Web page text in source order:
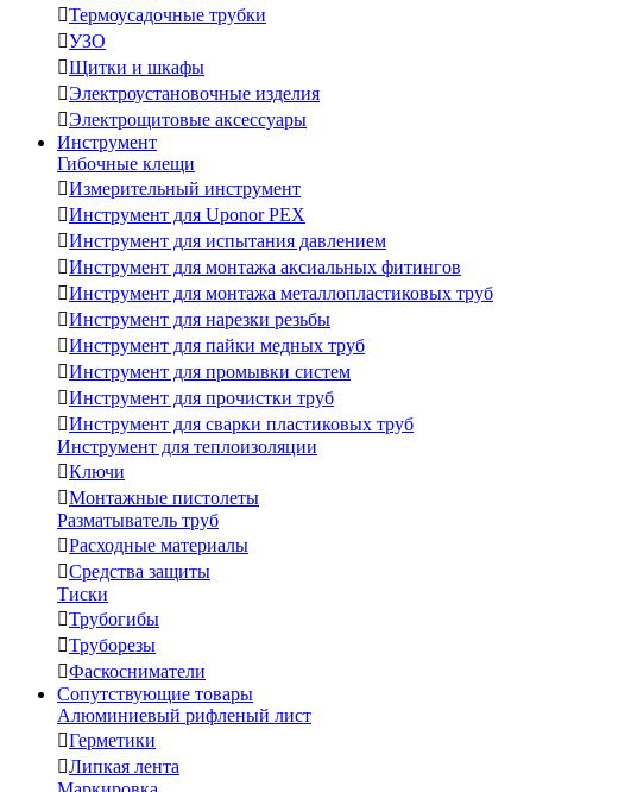
Термоусадочные трубки
УЗО
Щитки и шкафы
Электроустановочные изделия
Электрощитовые аксессуары
Инструмент
Гибочные клещи
Измерительный инструмент
Инструмент для Uponor PEX
Инструмент для испытания давлением
Инструмент для монтажа аксиальных фитингов
Инструмент для монтажа металлопластиковых труб
Инструмент для нарезки резьбы
Инструмент для пайки медных труб
Инструмент для промывки систем
Инструмент для прочистки труб
Инструмент для сварки пластиковых труб
Инструмент для теплоизоляции
Ключи
Монтажные пистолеты
Разматыватель труб
Расходные материалы
Средства защиты
Тиски
Трубогибы
Труборезы
Фаскосниматели
Сопутствующие товары
Алюминиевый рифленый лист
Герметики
Липкая лента